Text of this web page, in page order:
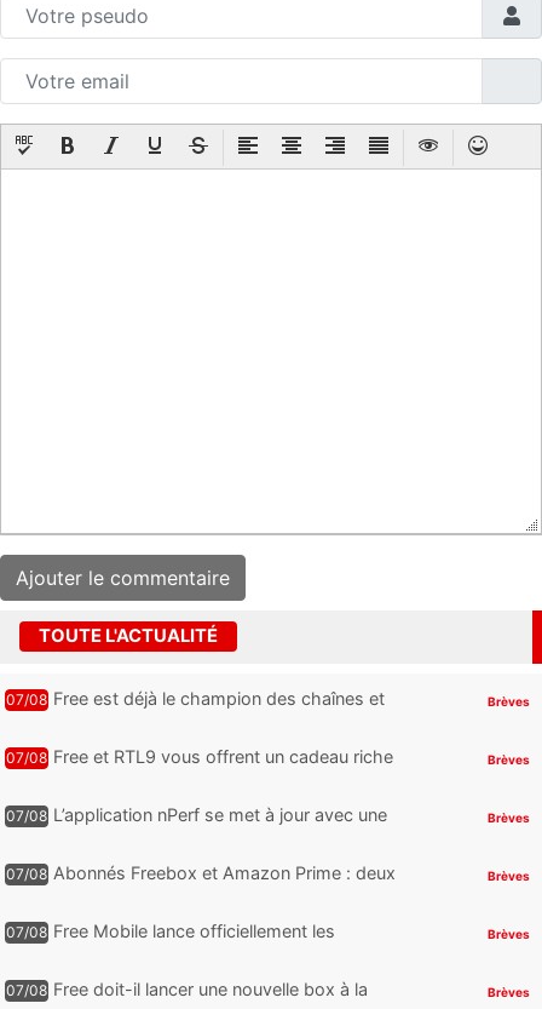
TOUTE L'ACTUALITÉ
07/08 Free est déjà le champion des chaînes et
Brèves
07/08 Free et RTL9 vous offrent un cadeau riche
Brèves
07/08 L’application nPerf se met à jour avec une
Brèves
07/08 Abonnés Freebox et Amazon Prime : deux
Brèves
07/08 Free Mobile lance officiellement les
cadeaux
Brèves
07/08 Free doit-il lancer une nouvelle box à la
Brèves